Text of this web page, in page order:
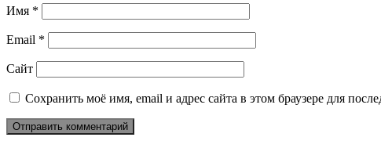
Имя *
Email *
Сайт
Сохранить моё имя, email и адрес сайта в этом браузере для